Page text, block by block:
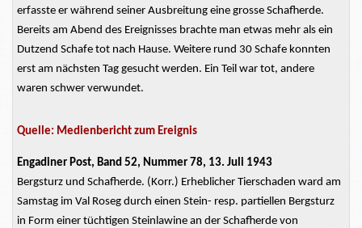
erfasste er während seiner Ausbreitung eine grosse Schafherde.
Bereits am Abend des Ereignisses brachte man etwas mehr als ein
Dutzend Schafe tot nach Hause. Weitere rund 30 Schafe konnten
erst am nächsten Tag gesucht werden. Ein Teil war tot, andere
waren schwer verwundet.
Quelle: Medienbericht zum Ereignis
Engadiner Post, Band 52, Nummer 78, 13. Juli 1943
Bergsturz und Schafherde. (Korr.) Erheblicher Tierschaden ward am
Samstag im Val Roseg durch einen Stein- resp. partiellen Bergsturz
in Form einer tüchtigen Steinlawine an der Schafherde von